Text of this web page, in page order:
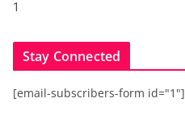
1
Stay Connected
[email-subscribers-form id="1"]